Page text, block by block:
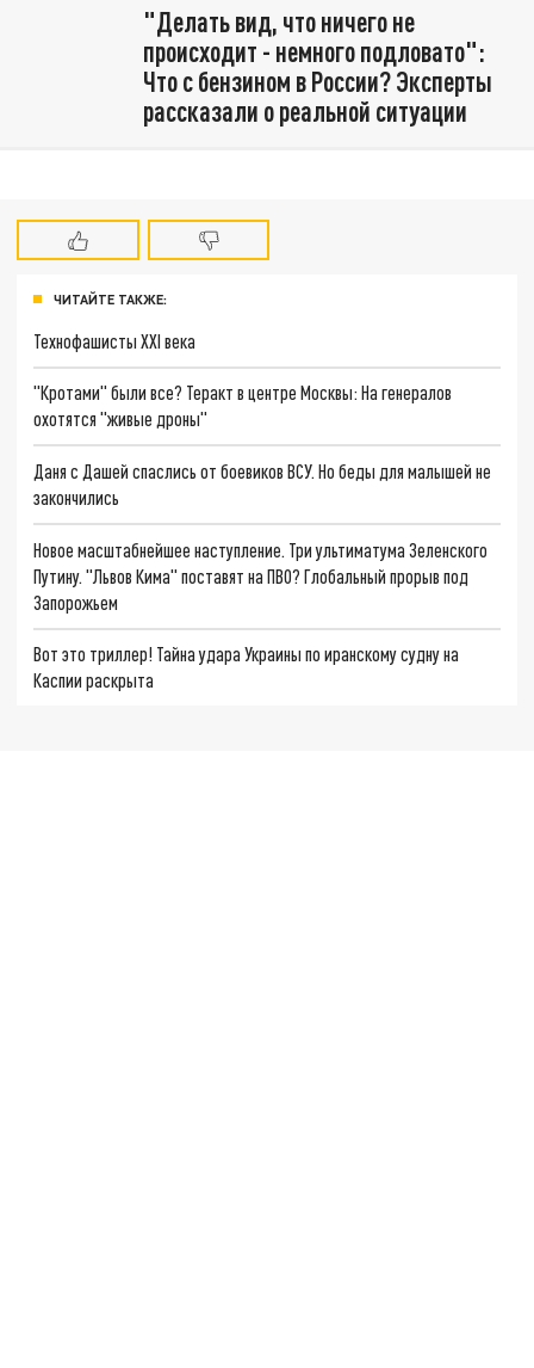
"Делать вид, что ничего не
происходит - немного подловато":
Что с бензином в России? Эксперты
рассказали о реальной ситуации
ЧИТАЙТЕ ТАКЖЕ:
Технофашисты XXI века
"Кротами" были все? Теракт в центре Москвы: На генералов
охотятся "живые дроны"
Даня с Дашей спаслись от боевиков ВСУ. Но беды для малышей не
закончились
Новое масштабнейшее наступление. Три ультиматума Зеленского
Путину. "Львов Кима" поставят на ПВО? Глобальный прорыв под
Запорожьем
Вот это триллер! Тайна удара Украины по иранскому судну на
Каспии раскрыта